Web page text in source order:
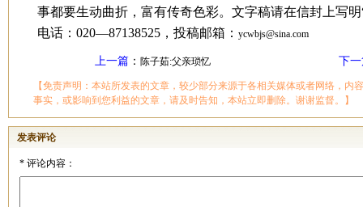
事都要生动曲折，富有传奇色彩。文字稿请在信封上写
电话：020—87138525，投稿邮箱： ycwbjs@sina.com
上一篇 ： 陈子茹:父亲琐忆 下
【免责声明：本站所发表的文章，较少部分来源于各相关媒体或者网络，内
事实，或影响到您利益的文章，请及时告知，本站立即删除。谢谢监督。】
发表评论
*评论内容：